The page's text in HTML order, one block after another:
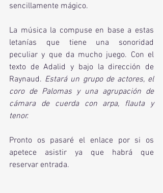
sencillamente mágico.
La música la compuse en base a estas
letanías que tiene una sonoridad
peculiar y que da mucho juego. Con el
texto de Adalid y bajo la dirección de
Raynaud. Estará un grupo de actores, el
coro de Palomas y una agrupación de
cámara de cuerda con arpa, flauta y
tenor.
Pronto os pasaré el enlace por si os
apetece asistir ya que habrá que
reservar entrada.